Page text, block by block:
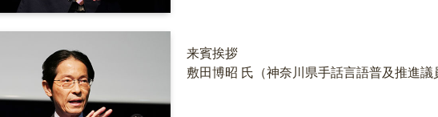
来賓挨拶
敷田博昭 氏（神奈川県手話言語普及推進議